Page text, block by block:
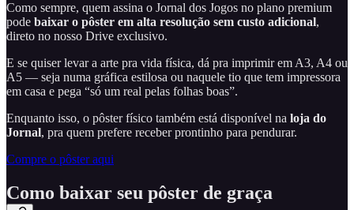
Como sempre, quem assina o Jornal dos Jogos no plano premium
pode baixar o pôster em alta resolução sem custo adicional,
direto no nosso Drive exclusivo.
E se quiser levar a arte pra vida física, dá pra imprimir em A3, A4 ou
A5 — seja numa gráfica estilosa ou naquele tio que tem impressora
em casa e pega “só um real pelas folhas boas”.
Enquanto isso, o pôster físico também está disponível na loja do
Jornal, pra quem prefere receber prontinho para pendurar.
Compre o pôster aqui
Como baixar seu pôster de graça